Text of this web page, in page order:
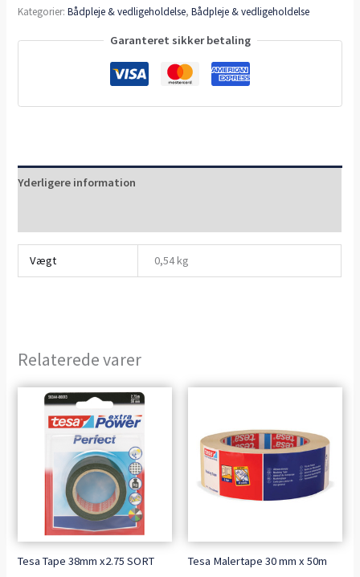
Kategorier:Bådpleje & vedligeholdelse,Bådpleje & vedligeholdelse
Garanteret sikker betaling
Yderligere information
Vægt 0,54 kg
Relaterede varer
Tesa Tape 38mm x2.75 SORT Tesa Malertape 30 mm x 50m